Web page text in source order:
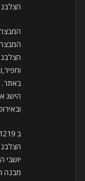
באתר.
הישג
מבנה